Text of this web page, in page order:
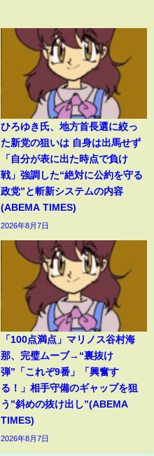
ひろゆき氏、地方首長選に絞っ
た新党の狙いは 自身は出馬せず
「自分が表に出た時点で負け
戦」強調した“絶対に公約を守る
政党”と斬新システムの内容
(ABEMA TIMES)
2026年8月7日
「100点満点」マリノス谷村海
那、完璧ムーブ→“裏抜け
弾”「これぞ9番」「興奮す
る！」相手守備のギャップを狙
う”斜めの抜け出し”(ABEMA
TIMES)
2026年8月7日